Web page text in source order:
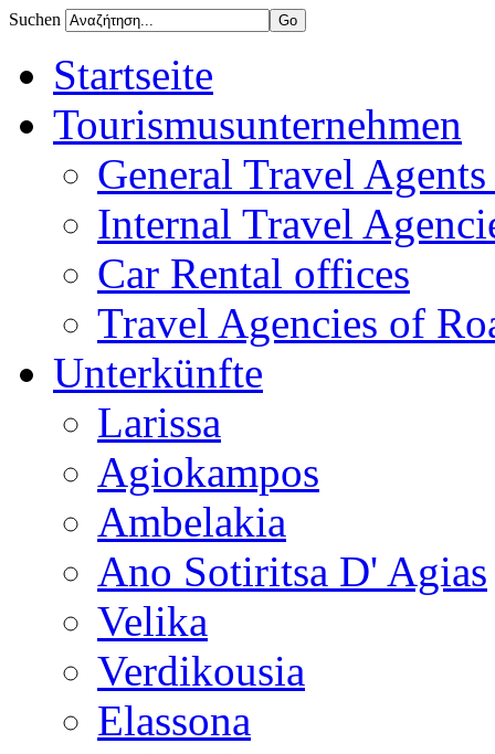
Suchen
Startseite
Tourismusunternehmen
General Travel
Internal Travel
Car Rental offices
Travel Agencies of
Unterkünfte
Larissa
Agiokampos
Ambelakia
Ano Sotiritsa D' Agias
Velika
Verdikousia
Elassona